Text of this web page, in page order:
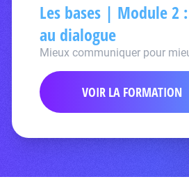
Les bases | Module 2
au dialogue
Mieux communiquer pour
VOIR LA FORMATION